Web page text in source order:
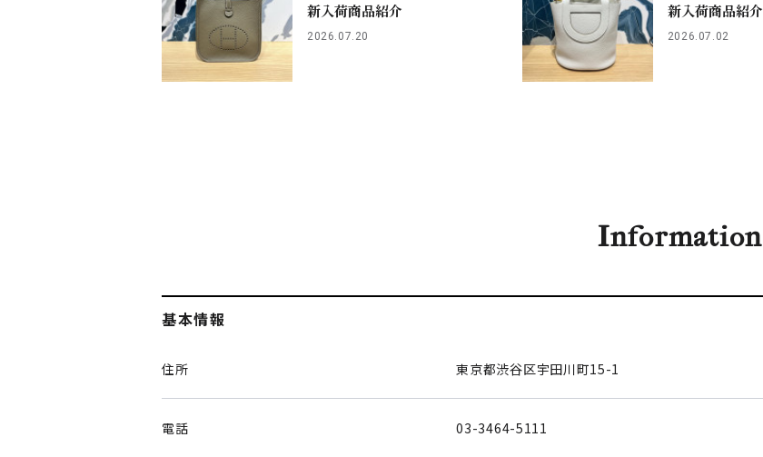
新入荷商品紹介
2026.07.20
新入荷商品紹介
2026.07.02
Information
基本情報
住所 東京都渋谷区宇田川町15-1
電話 03-3464-5111